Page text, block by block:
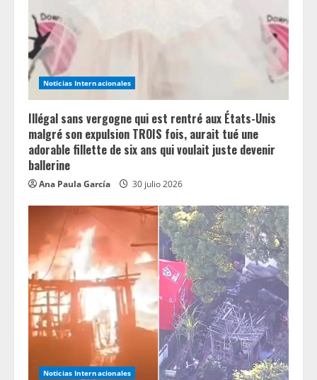
a
d
i
n
g
Noticias Internacionales
Illégal sans vergogne qui est rentré aux États-Unis
malgré son expulsion TROIS fois, aurait tué une
adorable fillette de six ans qui voulait juste devenir
ballerine
Ana Paula García 30 julio 2026
Noticias Internacionales